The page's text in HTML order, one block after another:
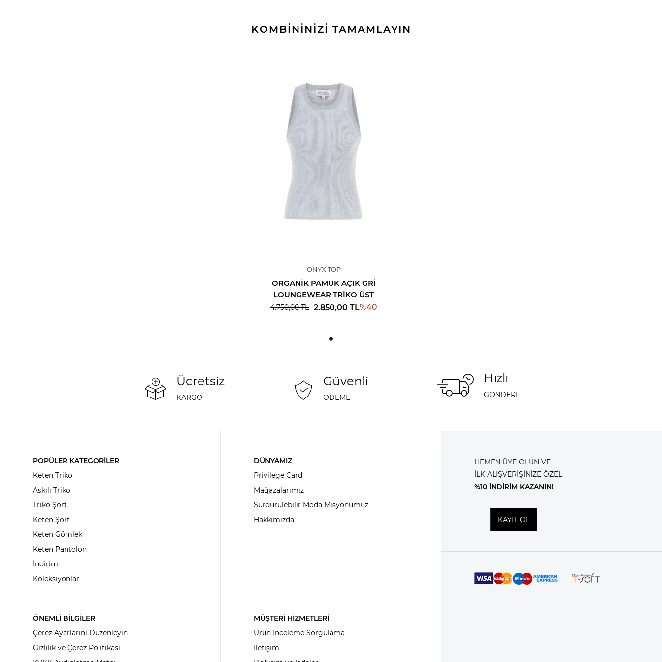
KOMBİNİNİZİ TAMAMLAYIN
ONYX TOP
ORGANIK PAMUK AÇIK GRI
LOUNGEWEAR TRIKO ÜST
4.750,00TL 2.850,00 TL%40
Ücretsiz
KARGO
Güvenli
ÖDEME
Hızlı
GÖNDERİ
POPÜLER KATEGORİLER
Keten Triko
Askılı Triko
Triko Şort
Keten Şort
Keten Gömlek
Keten Pantolon
İndirim
Koleksiyonlar
DÜNYAMIZ
Privilege Card
Mağazalarımız
Sürdürülebilir Moda Misyonumuz
Hakkımızda
ÖNEMLİ BİLGİLER
Çerez Ayarlarını Düzenleyin
Gizlilik ve Çerez Politikası
MÜŞTERİ HİZMETLERİ
Ürün İnceleme Sorgulama
İletişim
HEMEN ÜYE OLUN VE
İLK ALIŞVERİŞİNİZE ÖZEL
%10 İNDİRİM KAZANIN!
KAYIT OL